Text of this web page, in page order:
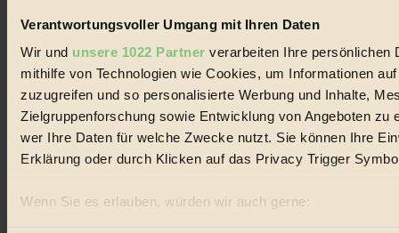
Verantwortungsvoller Umgang mit Ihren Daten
Wir und unsere 1022 Partner verarbeiten Ihre persönlichen
mithilfe von Technologien wie Cookies, um Informationen
zuzugreifen und so personalisierte Werbung und Inhalte,
Zielgruppenforschung sowie Entwicklung von Angeboten zu
wer Ihre Daten für welche Zwecke nutzt. Sie können Ihre
Erklärung oder durch Klicken auf das Privacy Trigger
Wenn Sie es erlauben, würden wir auch gerne:
Informationen über Ihre geografische Lage erfassen,
nachhaltig
Landwirtschaft
Design